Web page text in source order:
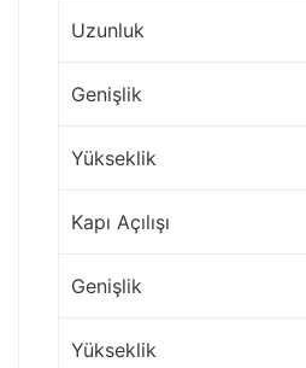
Uzunluk
Genişlik
Yükseklik
Kapı Açılışı
Genişlik
Yükseklik